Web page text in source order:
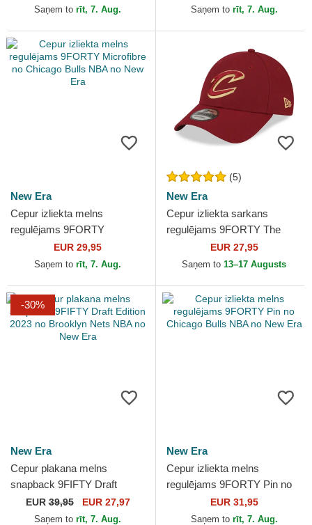
Lakers NBA no New Era
Saņem to rīt, 7. Aug.
Lakers NBA no New Era
Saņem to rīt, 7. Aug.
New Era
Cepur izliekta melns
regulējams 9FORTY
Microfibre no Chicago Bulls
NBA no New Era
EUR 29,95
Saņem to rīt, 7. Aug.
(5)
New Era
Cepur izliekta sarkans
regulējams 9FORTY The
League no Cleveland
Cavaliers NBA no New Era
EUR 27,95
Saņem to 13–17 Augusts
-30%
New Era
Cepur plakana melns
snapback 9FIFTY Draft
Edition 2023 no Brooklyn
Nets NBA no New Era
EUR39,95 EUR 27,97
Saņem to rīt, 7. Aug.
New Era
Cepur izliekta melns
regulējams 9FORTY Pin no
Chicago Bulls NBA no New
EUR 31,95
Saņem to rīt, 7. Aug.